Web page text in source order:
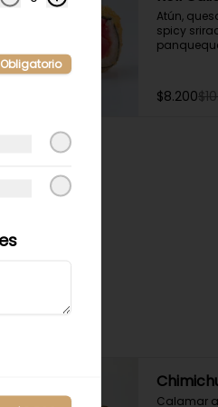
Atún,
spicy
salsa de
$8.200
Calamar
Obligatorio